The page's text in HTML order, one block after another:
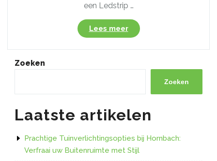
een Ledstrip …
Lees meer“Ontdek
de
Veelzijdigheid
een
Ledstrip
Zoeken
Zoeken
Laatste artikelen
Prachtige Tuinverlichtingsopties bij Hornbach:
Verfraai uw Buitenruimte met Stijl